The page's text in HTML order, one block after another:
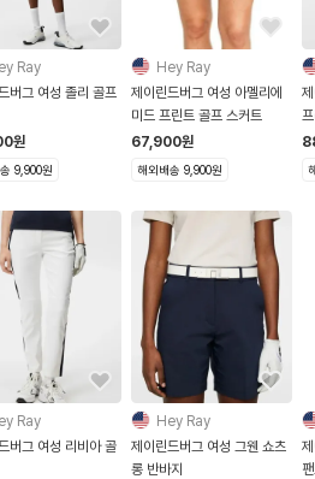
Ray
버그 여성 졸리 골프
원
9,900원
Hey Ray
제이린드버그 여성 아멜리에
미드 프린트 골프 스커트
67,900원
해외배송 9,900원
Ray
버그 여성 리비아 골
Hey Ray
제이린드버그 여성 그웬 쇼츠
롱 반바지